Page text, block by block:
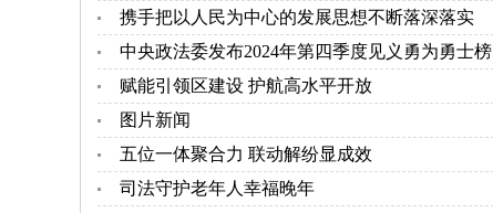
携手把以人民为中心的发展思想不断落深落实
中央政法委发布2024年第四季度见义勇为勇士榜
赋能引领区建设 护航高水平开放
图片新闻
五位一体聚合力 联动解纷显成效
司法守护老年人幸福晚年